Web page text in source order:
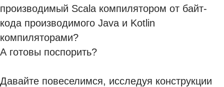
производимый Scala компилятором от байт-
кода производимого Java и Kotlin
компиляторами?
А готовы поспорить?
Давайте повеселимся, исследуя конструкции